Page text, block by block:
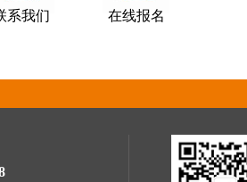
系我们 在线报名